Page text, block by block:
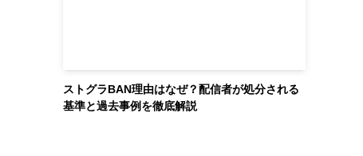
ストグラBAN理由はなぜ？配信者が処分される
基準と過去事例を徹底解説